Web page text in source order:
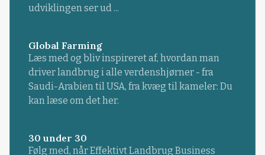
udviklingen ser ud ...
Global Farming
Læs med og bliv inspireret af, hvordan man
driver landbrug i alle verdenshjørner - fra
Saudi-Arabien til USA, fra kvæg til kameler: Du
kan læse om det her.
30 under 30
Følg med, når Effektivt Landbrug Business